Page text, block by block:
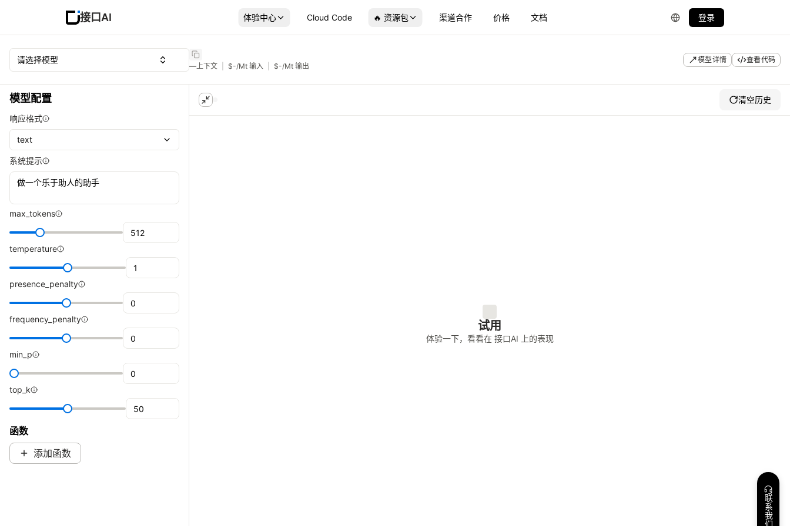
接口AI 体验中心 Cloud Code 🔥 资源包 渠道合作 价格 文档 登录
请选择模型
— 上下文 $-/Mt 输入 $-/Mt 输出
模型详情 查看代码
模型配置
响应格式
text
系统提示
max_tokens
temperature
presence_penalty
frequency_penalty
min_p
top_k
函数
添加函数
清空历史
试用
体验一下，看看在 接口AI 上的表现
联系我们